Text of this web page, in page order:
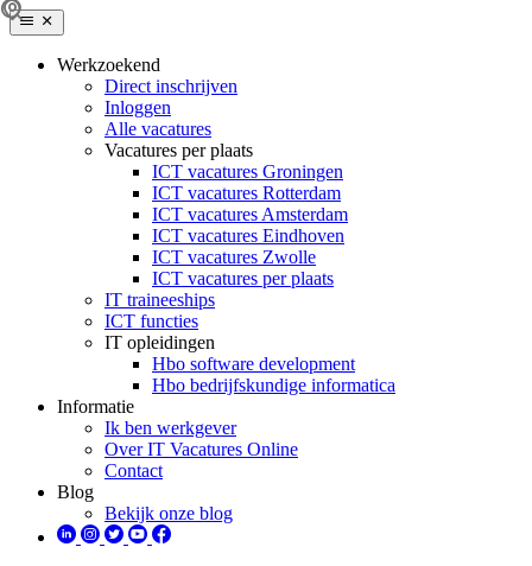
Werkzoekend
Direct inschrijven
Inloggen
Alle vacatures
Vacatures per plaats
ICT vacatures Groningen
ICT vacatures Rotterdam
ICT vacatures Amsterdam
ICT vacatures Eindhoven
ICT vacatures Zwolle
ICT vacatures per plaats
IT traineeships
ICT functies
IT opleidingen
Hbo software development
Hbo bedrijfskundige informatica
Informatie
Ik ben werkgever
Over IT Vacatures Online
Contact
Blog
Bekijk onze blog